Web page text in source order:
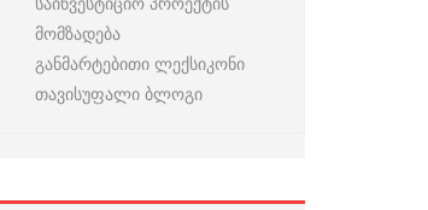
მომზადება
განმარტებითი ლექსიკონი
თავისუფალი ბლოგი